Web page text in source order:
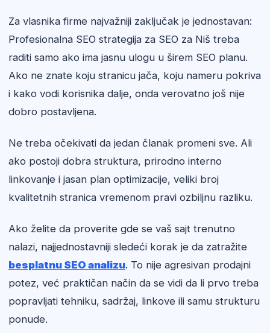
Za vlasnika firme najvažniji zaključak je jednostavan:
Profesionalna SEO strategija za SEO za Niš treba
raditi samo ako ima jasnu ulogu u širem SEO planu.
Ako ne znate koju stranicu jača, koju nameru pokriva
i kako vodi korisnika dalje, onda verovatno još nije
dobro postavljena.
Ne treba očekivati da jedan članak promeni sve. Ali
ako postoji dobra struktura, prirodno interno
linkovanje i jasan plan optimizacije, veliki broj
kvalitetnih stranica vremenom pravi ozbiljnu razliku.
Ako želite da proverite gde se vaš sajt trenutno
nalazi, najjednostavniji sledeći korak je da zatražite
besplatnu SEO analizu. To nije agresivan prodajni
potez, već praktičan način da se vidi da li prvo treba
popravljati tehniku, sadržaj, linkove ili samu strukturu
ponude.